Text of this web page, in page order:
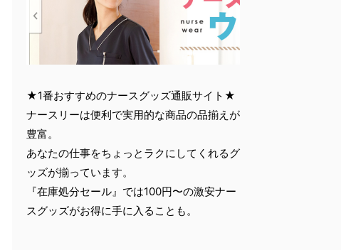
★1番おすすめのナースグッズ通販サイト★
ナースリーは便利で実用的な商品の品揃えが
豊富。
あなたの仕事をちょっとラクにしてくれるグ
ッズが揃っています。
『在庫処分セール』では100円〜の激安ナー
スグッズがお得に手に入ることも。